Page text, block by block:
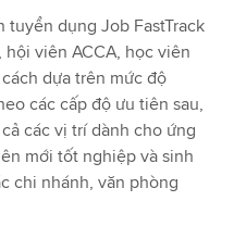
dụng Job FastTrack
hội viên ACCA, học viên
dựa trên mức độ
các cấp độ ưu tiên sau,
các vị trí dành cho ứng
mới tốt nghiệp và sinh
chi nhánh, văn phòng